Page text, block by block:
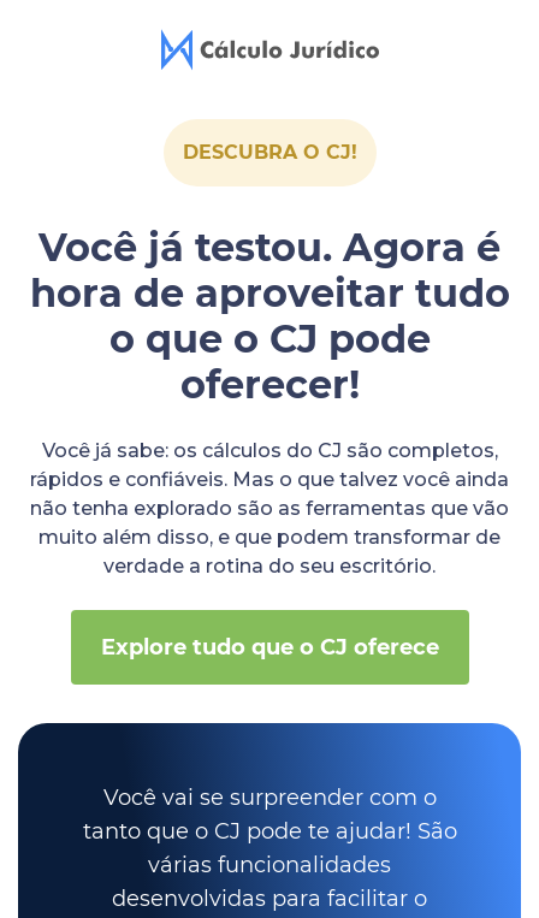
DESCUBRA O CJ!
Você já testou. Agora é
hora de aproveitar tudo
o que o CJ pode
oferecer!
Você já sabe: os cálculos do CJ são completos,
rápidos e confiáveis. Mas o que talvez você ainda
não tenha explorado são as ferramentas que vão
muito além disso, e que podem transformar de
verdade a rotina do seu escritório.
Explore tudo que o CJ oferece
Você vai se surpreender com o
tanto que o CJ pode te ajudar! São
várias funcionalidades
desenvolvidas para facilitar o